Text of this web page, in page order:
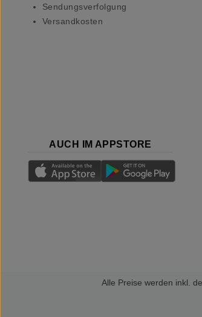
Sendungsverfolgung
Versandkosten
AUCH IM APPSTORE
Alle Preise werden inkl.